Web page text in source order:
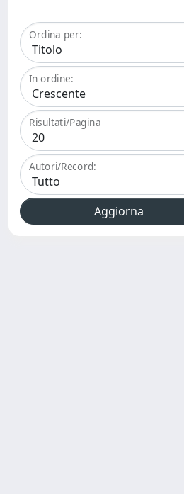
Ordina per:
In ordine:
Risultati/Pagina
Autori/Record: